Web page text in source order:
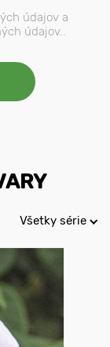
údajov a
údajov..
Všetky série